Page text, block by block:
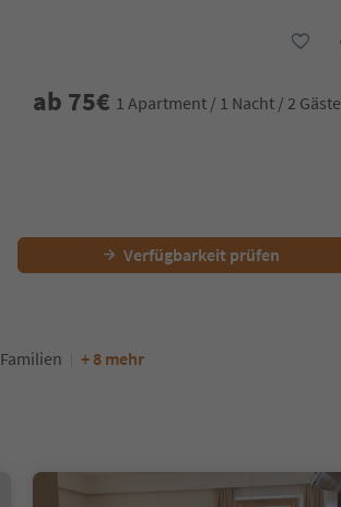
ab 75€ 1 Apartment / 1 Nacht / 2 Gäste
Verfügbarkeit prüfen
Familien + 8 mehr